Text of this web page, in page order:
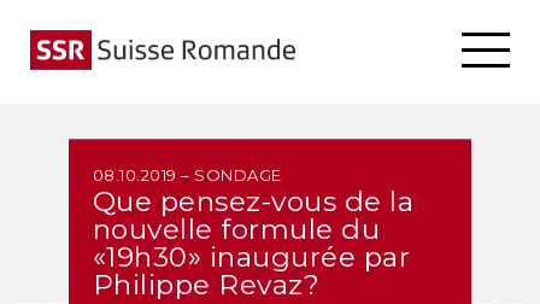
08.10.2019 – SONDAGE
Que pensez-vous de la
nouvelle formule du
«19h30» inaugurée par
Philippe Revaz?